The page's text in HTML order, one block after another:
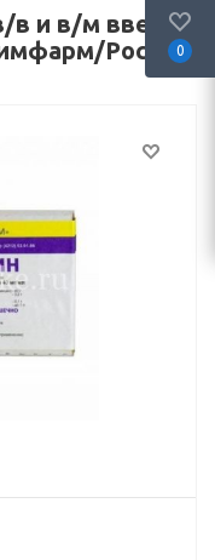
в и в/м введ.)
Россия)
0